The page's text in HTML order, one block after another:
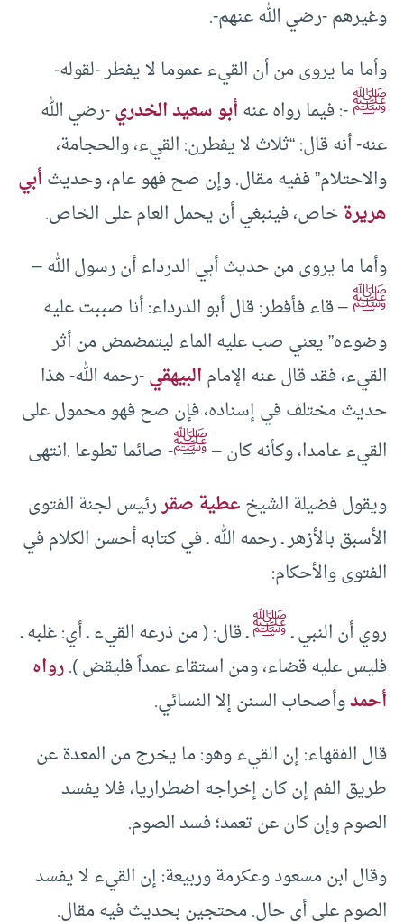
وغيرهم -رضي الله عنهم-.
وأما ما يروى من أن القيء عموما لا يفطر -لقوله-
ﷺ-: فيما رواه عنهأبو سعيد الخدري-رضي الله
عنه- أنه قال: “ثلاث لا يفطرن: القيء، والحجامة،
والاحتلام” ففيه مقال. وإن صح فهو عام، وحديثأبي
هريرةخاص، فينبغي أن يحمل العام على الخاص.
وأما ما يروى من حديث أبي الدرداء أن رسول الله –
ﷺ– قاء فأفطر: قال أبو الدرداء: أنا صببت عليه
وضوءه” يعني صب عليه الماء ليتمضمض من أثر
القيء، فقد قال عنه الإمامالبيهقي-رحمه الله- هذا
حديث مختلف في إسناده، فإن صح فهو محمول على
القيء عامدا، وكأنه كان –ﷺ- صائما تطوعا .انتهى
ويقول فضيلة الشيخعطية صقررئيس لجنة الفتوى
الأسبق بالأزهر ـ رحمه الله ـ في كتابه أحسن الكلام في
الفتوى والأحكام:
روي أن النبي ـﷺـ قال: ( من ذرعه القيء ـ أي: غلبه ـ
فليس عليه قضاء، ومن استقاء عمداً فليقض ).رواه
أحمدوأصحاب السنن إلا النسائي.
قال الفقهاء: إن القيء وهو: ما يخرج من المعدة عن
طريق الفم إن كان إخراجه اضطراريا، فلا يفسد
الصوم وإن كان عن تعمد؛ فسد الصوم.
وقال ابن مسعود وعكرمة وربيعة: إن القيء لا يفسد
الصوم على أي حال. محتجين بحديث فيه مقال.